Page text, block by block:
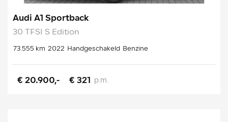
Audi A1 Sportback
30 TFSI S Edition
73.555 km 2022 Handgeschakeld Benzine
€ 20.900,- € 321 p.m.